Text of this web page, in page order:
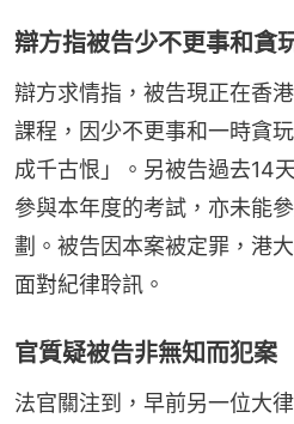
辯方指被告少不更事和貪
辯方求情指，被告現正在香
課程，因少不更事和一時貪
成千古恨」。另被告過去14
參與本年度的考試，亦未能
劃。被告因本案被定罪，港
面對紀律聆訊。
官質疑被告非無知而犯案
法官關注到，早前另一位大